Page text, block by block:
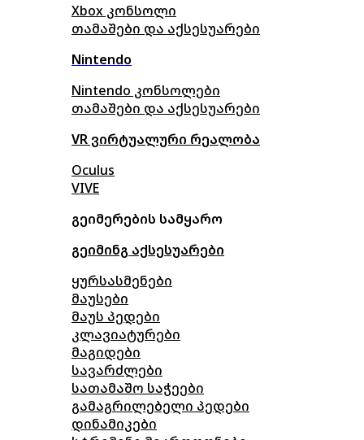
Xbox კონსოლი
თამაშები და აქსესუარები
Nintendo
Nintendo კონსოლები
თამაშები და აქსესუარები
VR ვირტუალური რეალობა
Oculus
VIVE
გეიმერების სამყარო
გეიმინგ აქსესუარები
ყურსასმენები
მაუსები
მაუს პედები
კლავიატურები
მაგიდები
სავარძლები
სათამაშო საჭეები
გამაგრილებელი პედები
დინამიკები